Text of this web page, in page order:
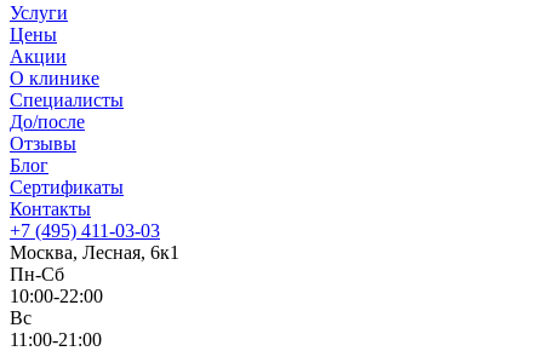
Услуги
Цены
Акции
О клинике
Специалисты
До/после
Отзывы
Блог
Сертификаты
Контакты
+7 (495) 411-03-03
Москва, Лесная, 6к1
Пн-Сб
10:00-22:00
Вс
11:00-21:00